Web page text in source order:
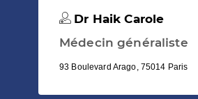
Dr Haik Carole
Médecin généraliste
93 Boulevard Arago, 75014 Paris